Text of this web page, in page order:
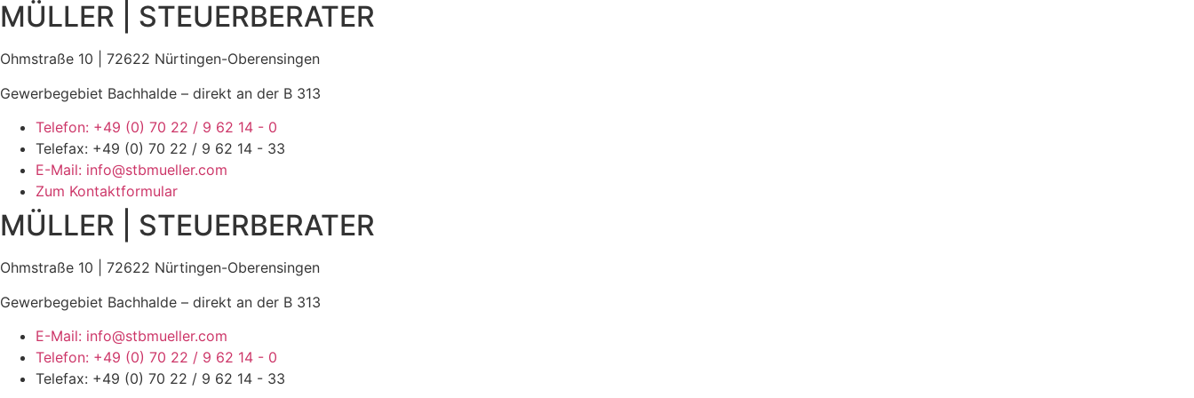
MÜLLER | STEUERBERATER
Ohmstraße 10 | 72622 Nürtingen-Oberensingen
Gewerbegebiet Bachhalde – direkt an der B 313
Telefon: +49 (0) 70 22 / 9 62 14 - 0
Telefax: +49 (0) 70 22 / 9 62 14 - 33
E-Mail: info@stbmueller.com
Zum Kontaktformular
MÜLLER | STEUERBERATER
Ohmstraße 10 | 72622 Nürtingen-Oberensingen
Gewerbegebiet Bachhalde – direkt an der B 313
E-Mail: info@stbmueller.com
Telefon: +49 (0) 70 22 / 9 62 14 - 0
Telefax: +49 (0) 70 22 / 9 62 14 - 33